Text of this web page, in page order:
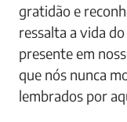
gratidão e
ressalta a vida
presente em
que nós nunca
lembrados por